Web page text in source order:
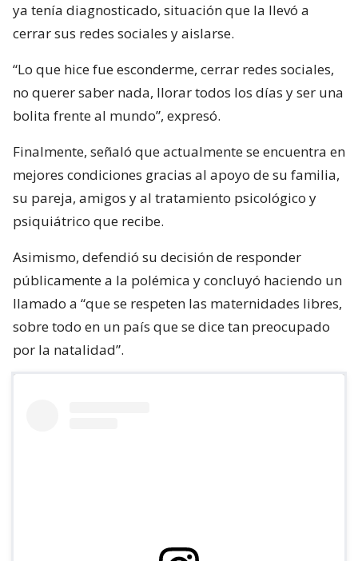
ya tenía diagnosticado, situación que la llevó a
cerrar sus redes sociales y aislarse.
“Lo que hice fue esconderme, cerrar redes sociales,
no querer saber nada, llorar todos los días y ser una
bolita frente al mundo”, expresó.
Finalmente, señaló que actualmente se encuentra en
mejores condiciones gracias al apoyo de su familia,
su pareja, amigos y al tratamiento psicológico y
psiquiátrico que recibe.
Asimismo, defendió su decisión de responder
públicamente a la polémica y concluyó haciendo un
llamado a “que se respeten las maternidades libres,
sobre todo en un país que se dice tan preocupado
por la natalidad”.